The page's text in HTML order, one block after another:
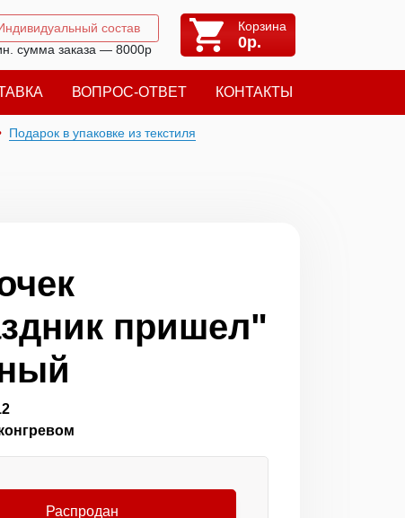
состав
сумма заказа — 8000р
Корзина
0р.
ВОПРОС-ОТВЕТ КОНТАКТЫ
Подарок в упаковке из текстиля
пришел"
Распродан